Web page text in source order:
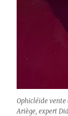
Ophicléide vente
Ariège, expert